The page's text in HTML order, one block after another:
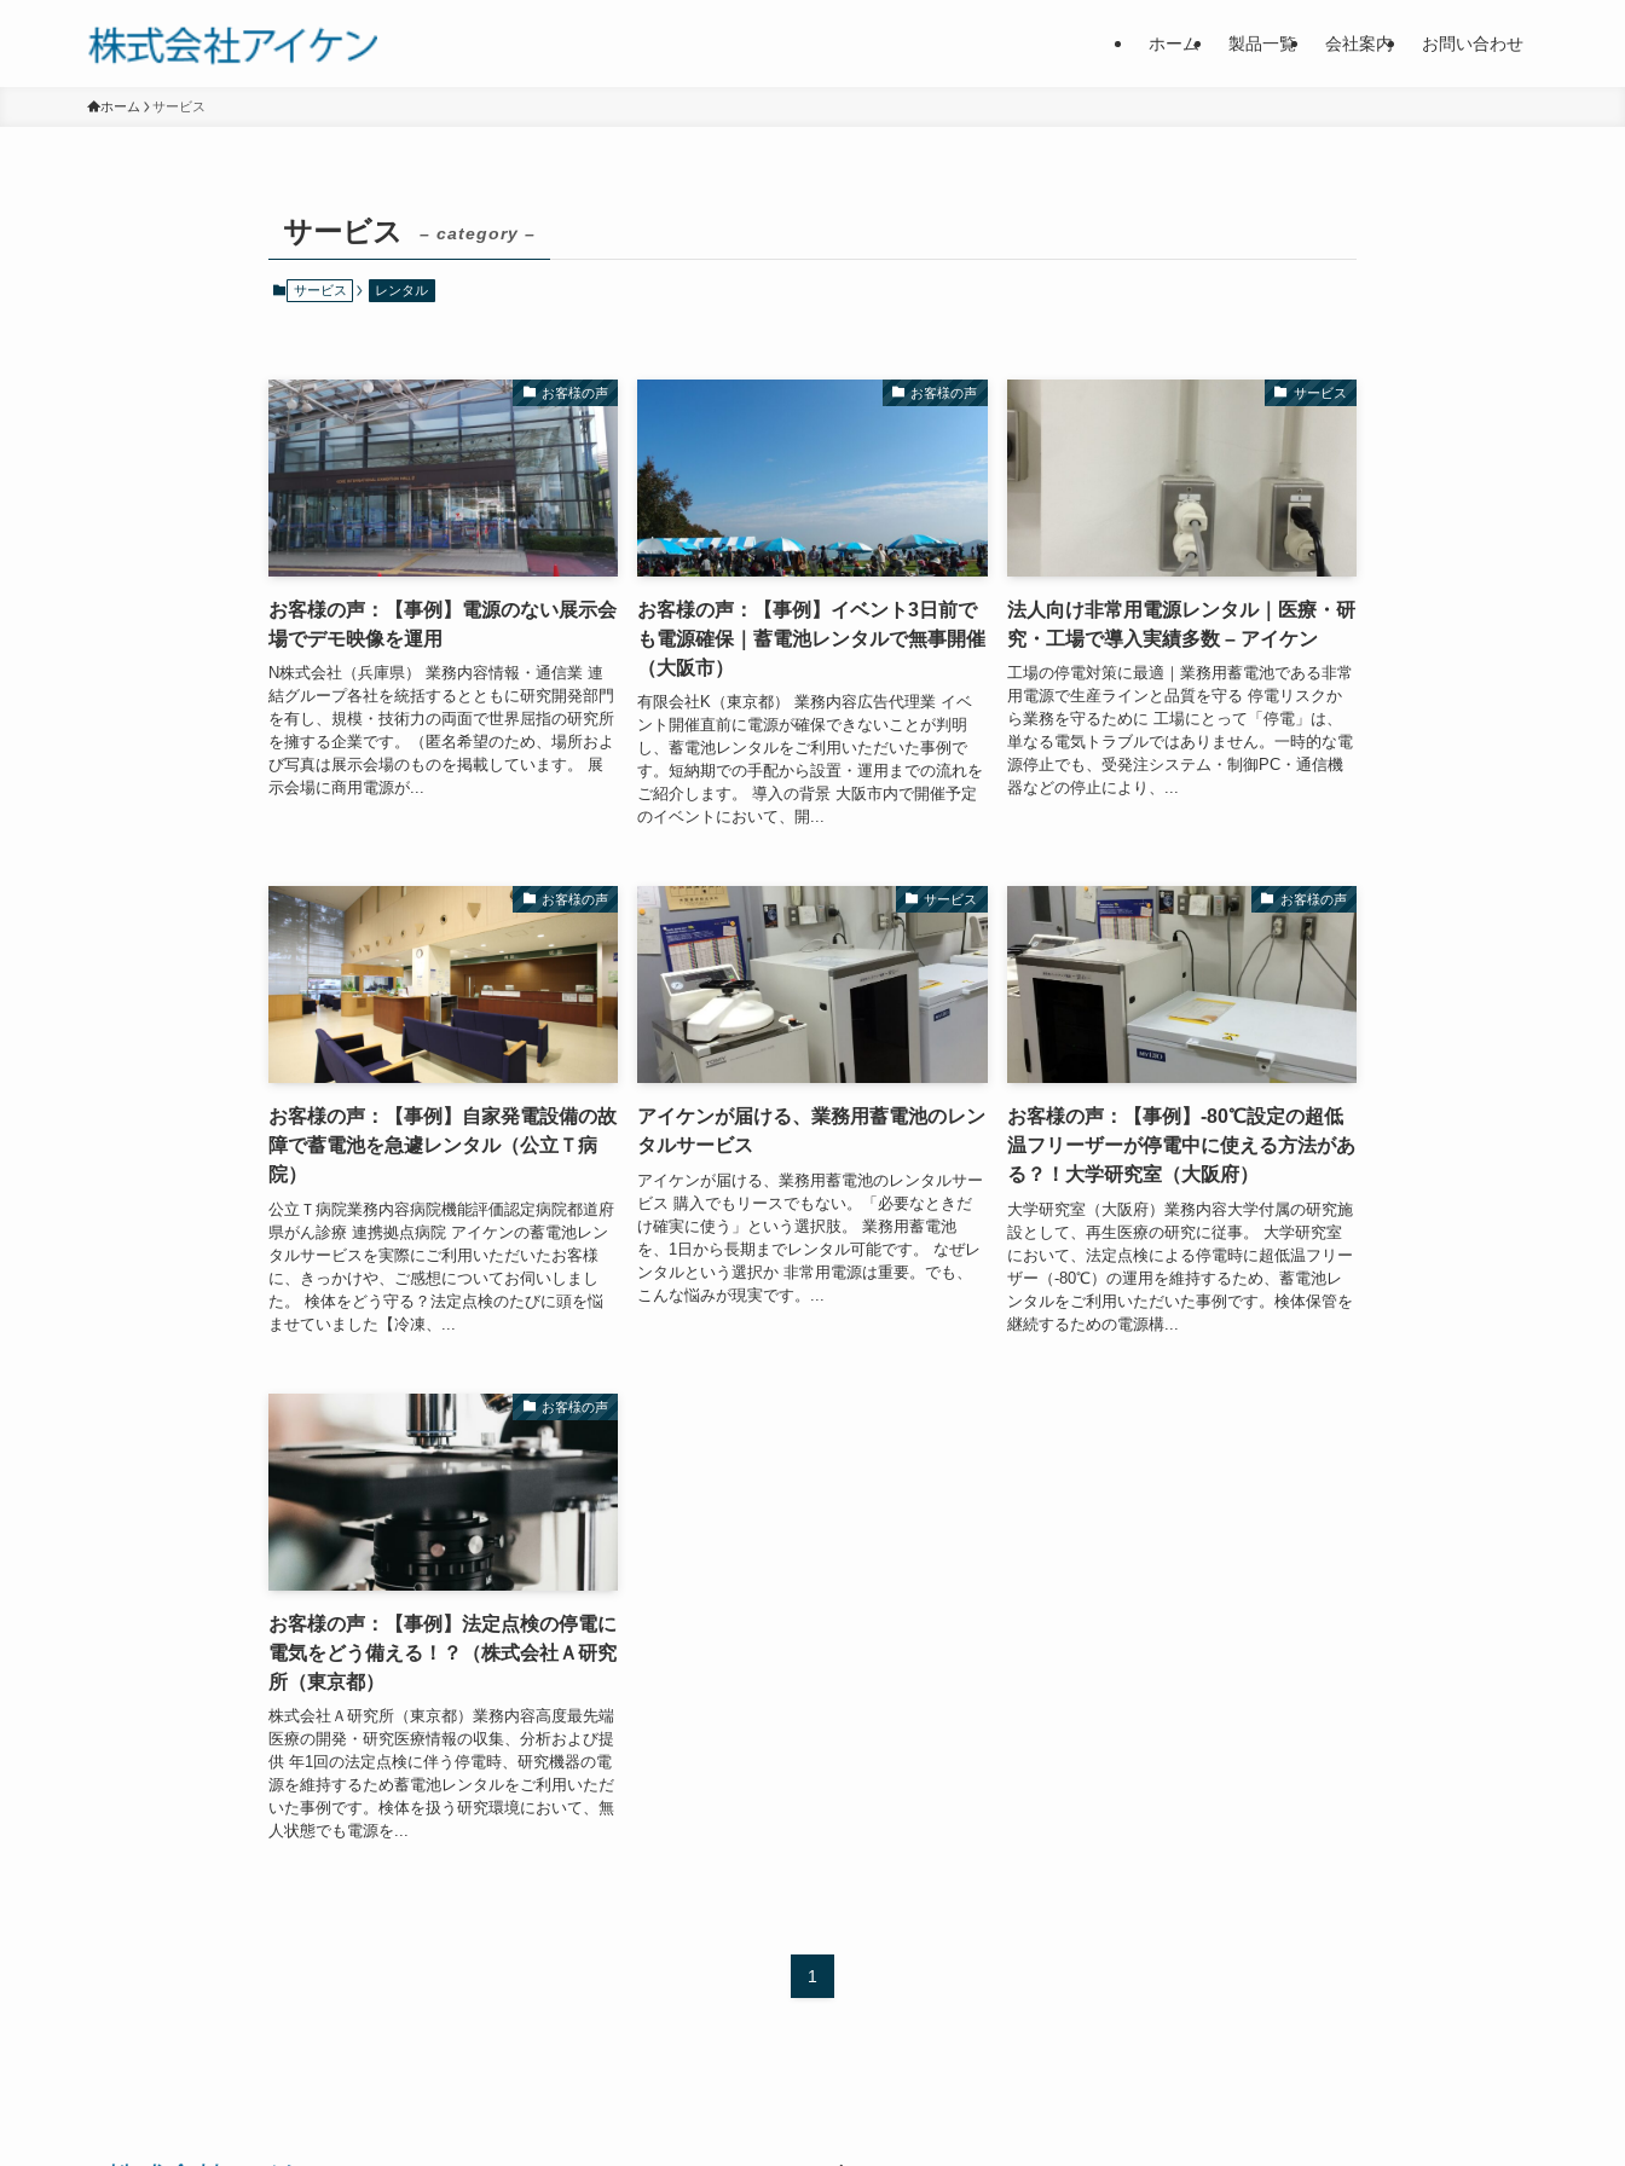
ホーム 製品一覧 会社案内 お問い合わせ
ホーム サービス
サービス – category –
サービス レンタル
お客様の声
お客様の声：【事例】電源のない展示会
場でデモ映像を運用
N株式会社（兵庫県） 業務内容情報・通信業 連
結グループ各社を統括するとともに研究開発部門
を有し、規模・技術力の両面で世界屈指の研究所
を擁する企業です。（匿名希望のため、場所およ
び写真は展示会場のものを掲載しています。 展
示会場に商用電源が...
お客様の声
お客様の声：【事例】イベント3日前で
も電源確保｜蓄電池レンタルで無事開催
（大阪市）
有限会社K（東京都） 業務内容広告代理業 イベ
ント開催直前に電源が確保できないことが判明
し、蓄電池レンタルをご利用いただいた事例で
す。短納期での手配から設置・運用までの流れを
ご紹介します。 導入の背景 大阪市内で開催予定
のイベントにおいて、開...
サービス
法人向け非常用電源レンタル｜医療・研
究・工場で導入実績多数 – アイケン
工場の停電対策に最適｜業務用蓄電池である非常
用電源で生産ラインと品質を守る 停電リスクか
ら業務を守るために 工場にとって「停電」は、
単なる電気トラブルではありません。一時的な電
源停止でも、受発注システム・制御PC・通信機
器などの停止により、...
お客様の声
お客様の声：【事例】自家発電設備の故
障で蓄電池を急遽レンタル（公立Ｔ病
院）
公立Ｔ病院業務内容病院機能評価認定病院都道府
県がん診療 連携拠点病院 アイケンの蓄電池レン
タルサービスを実際にご利用いただいたお客様
に、きっかけや、ご感想についてお伺いしまし
た。 検体をどう守る？法定点検のたびに頭を悩
ませていました【冷凍、...
サービス
アイケンが届ける、業務用蓄電池のレン
タルサービス
アイケンが届ける、業務用蓄電池のレンタルサー
ビス 購入でもリースでもない。「必要なときだ
け確実に使う」という選択肢。 業務用蓄電池
を、1日から長期までレンタル可能です。 なぜレ
ンタルという選択か 非常用電源は重要。でも、
こんな悩みが現実です。...
お客様の声
お客様の声：【事例】-80℃設定の超低
温フリーザーが停電中に使える方法があ
る？！大学研究室（大阪府）
大学研究室（大阪府）業務内容大学付属の研究施
設として、再生医療の研究に従事。 大学研究室
において、法定点検による停電時に超低温フリー
ザー（-80℃）の運用を維持するため、蓄電池レ
ンタルをご利用いただいた事例です。検体保管を
継続するための電源構...
お客様の声
お客様の声：【事例】法定点検の停電に
電気をどう備える！？（株式会社Ａ研究
所（東京都）
株式会社Ａ研究所（東京都）業務内容高度最先端
医療の開発・研究医療情報の収集、分析および提
供 年1回の法定点検に伴う停電時、研究機器の電
源を維持するため蓄電池レンタルをご利用いただ
いた事例です。検体を扱う研究環境において、無
人状態でも電源を...
1